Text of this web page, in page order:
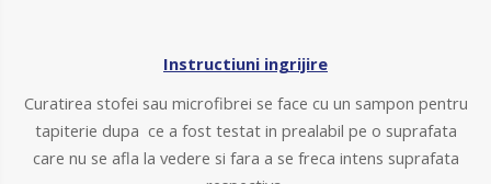
Instructiuni ingrijire
Curatirea stofei sau microfibrei se face cu un sampon pentru
tapiterie dupa ce a fost testat in prealabil pe o suprafata
care nu se afla la vedere si fara a se freca intens suprafata